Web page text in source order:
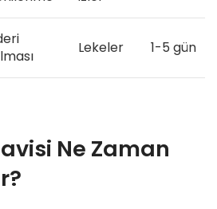
Lekeler 1-5 gün
Ne Zaman